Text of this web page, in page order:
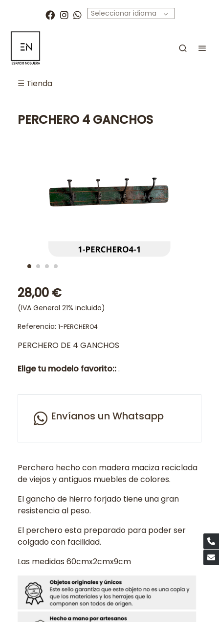
Seleccionar idioma
☰ Tienda
PERCHERO 4 GANCHOS
28,00 €
(IVA General 21% incluido)
Referencia: 1-PERCHERO4
PERCHERO DE 4 GANCHOS
Elige tu modelo favorito::.
Envíanos un Whatsapp
Perchero hecho con madera maciza reciclada
de viejos y antiguos muebles de colores.
El gancho de hierro forjado tiene una gran
resistencia al peso.
El perchero esta preparado para poder ser
colgado con facilidad.
Las medidas 60cmx2cmx9cm